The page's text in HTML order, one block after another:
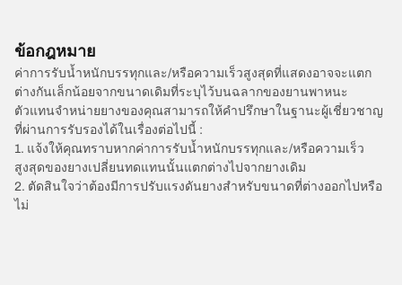
ข้อกฎหมาย
ค่าการรับน้ำหนักบรรทุกและ/หรือความเร็วสูงสุดที่แสดงอาจจะแตก
ต่างกันเล็กน้อยจากขนาดเดิมที่ระบุไว้บนฉลากของยานพาหนะ
ตัวแทนจำหน่ายยางของคุณสามารถให้คำปรึกษาในฐานะผู้เชี่ยวชาญ
ที่ผ่านการรับรองได้ในเรื่องต่อไปนี้ :
1. แจ้งให้คุณทราบหากค่าการรับน้ำหนักบรรทุกและ/หรือความเร็ว
สูงสุดของยางเปลี่ยนทดแทนนั้นแตกต่างไปจากยางเดิม
2. ตัดสินใจว่าต้องมีการปรับแรงดันยางสำหรับขนาดที่ต่างออกไปหรือ
ไม่